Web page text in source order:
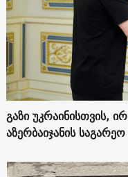
გაზი უკრაინისთვის,
აზერბაიჯანის